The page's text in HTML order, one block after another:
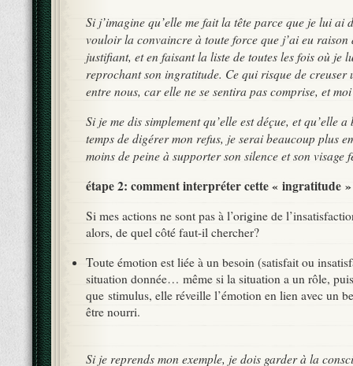
Si j’imagine qu’elle me fait la tête parce que je lui ai
vouloir la convaincre à toute force que j’ai eu raison
justifiant, et en faisant la liste de toutes les fois où je
reprochant son ingratitude. Ce qui risque de creuser
entre nous, car elle ne se sentira pas comprise, et
Si je me dis simplement qu’elle est déçue, et qu’elle
temps de digérer mon refus, je serai beaucoup plus
moins de peine à supporter son silence et son visage
étape 2: comment interpréter cette « ingratitude
Si mes actions ne sont pas à l’origine de
alors, de quel côté faut-il chercher?
Toute émotion est liée à un besoin (satisfait ou
situation donnée… même si la situation a un rôle,
que stimulus, elle réveille l’émotion en lien avec un
être nourri.
Si je reprends mon exemple, je dois garder à la